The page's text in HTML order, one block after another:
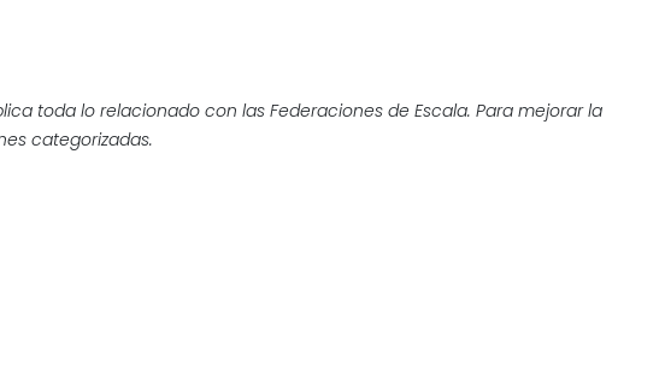
toda lo relacionado con las Federaciones de Escala. Para mejorar la
categorizadas.